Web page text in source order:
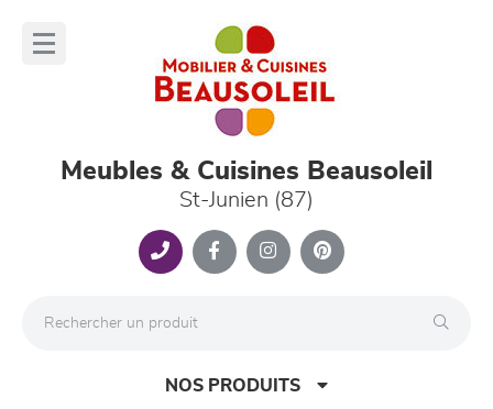
Meubles & Cuisines Beausoleil
St-Junien (87)
NOS PRODUITS